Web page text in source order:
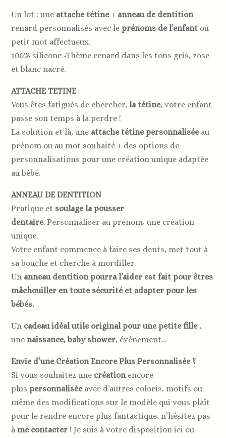
Un lot : une attache tétine+ anneau de dentition
renard personnalisés avec le prénoms de l’enfant ou
petit mot affectueux.
100% silicone -Thème renard dans les tons gris, rose
et blanc nacré.
ATTACHE TETINE
Vous êtes fatigués de chercher, la tétine, votre enfant
passe son temps à la perdre !
La solution et là, une attache tétine personnaliséeau
prénom ou au mot souhaité + des options de
personnalisations pour une création unique adaptée
au bébé.
ANNEAU DE DENTITION
Pratique et soulage la pousser
dentaire. Personnaliser au prénom, une création
unique.
Votre enfant commence à faire ses dents, met tout à
sa bouche et cherche à mordiller.
Un anneau dentition pourra l’aider est fait pour êtres
mâchouiller en toute sécurité et adapter pour les
bébés.
Un cadeau idéal utile original pour une petite fille,
une naissance, baby shower, événement…
Envie d’une Création Encore Plus Personnalisée ?
Si vous souhaitez une créationencore
plus personnaliséeavec d’autres coloris, motifs ou
même des modifications sur le modèle qui vous plaît
pour le rendre encore plus fantastique, n’hésitez pas
à me contacter ! Je suis à votre dispositionici ou